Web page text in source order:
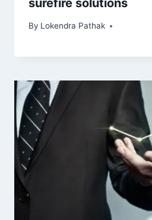
surefire solutions
By Lokendra Pathak